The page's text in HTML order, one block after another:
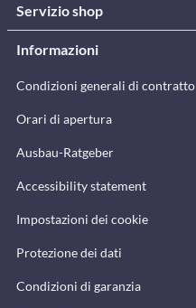
Servizio shop
Informazioni
Condizioni generali di contratto
Orari di apertura
Ausbau-Ratgeber
Accessibility statement
Impostazioni dei cookie
Protezione dei dati
Condizioni di garanzia